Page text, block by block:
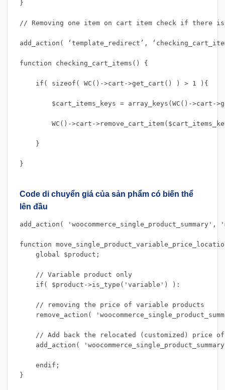
}
// Removing one item on cart item check if there
add_action( ‘template_redirect’,
function checking_cart_items() {
    if( sizeof( WC()->cart->get_cart() ) > 1 ){
$cart_items_keys = array_keys(WC()->cart-
WC()->cart-
    }
}
Code di chuyển giá của sản phẩm có biến thể
lên đầu
add_action(
function
    global $product;
    // Variable product only
    if( $product->is_type('variable') ):
    // removing the price of variable products
remove_action(
// Add back the relocated (customized) price
add_action(
    endif;
}